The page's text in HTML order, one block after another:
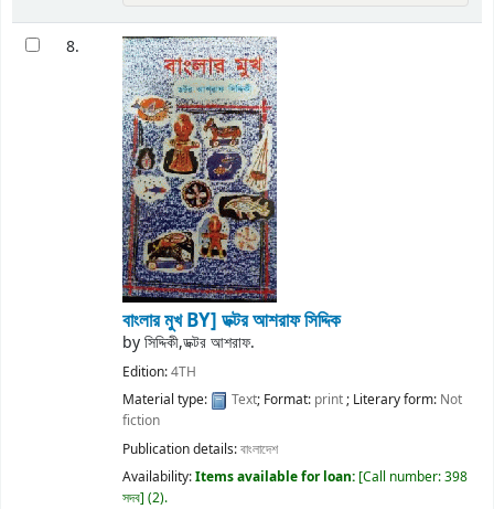
8.
বাংলার মুখBY] ডক্টর আশরাফ সিদ্দিক
byসিদ্দিকী,ডক্টর আশরাফ.
Edition:4TH
Material type:
Text; Format: print; Literary form: Not
fiction
Publication details:বাংলাদেশ
Availability:Items available for loan: Call number:398
সদব (2).